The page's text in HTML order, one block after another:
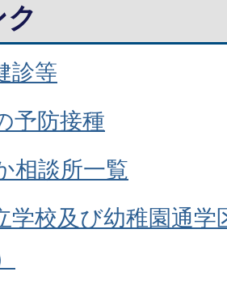
診等
予防接種
相談所一覧
学校及び幼稚園通